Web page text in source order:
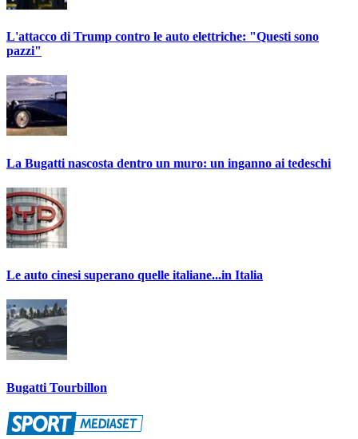
L'attacco di Trump contro le auto elettriche: "Questi sono
pazzi"
La Bugatti nascosta dentro un muro: un inganno ai tedeschi
Le auto cinesi superano quelle italiane...in Italia
Bugatti Tourbillon